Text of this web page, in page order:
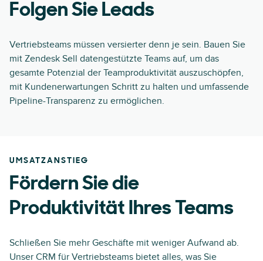
Folgen Sie Leads
Vertriebsteams müssen versierter denn je sein. Bauen Sie
mit Zendesk Sell datengestützte Teams auf, um das
gesamte Potenzial der Teamproduktivität auszuschöpfen,
mit Kundenerwartungen Schritt zu halten und umfassende
Pipeline-Transparenz zu ermöglichen.
UMSATZANSTIEG
Fördern Sie die
Produktivität Ihres Teams
Schließen Sie mehr Geschäfte mit weniger Aufwand ab.
Unser CRM für Vertriebsteams bietet alles, was Sie